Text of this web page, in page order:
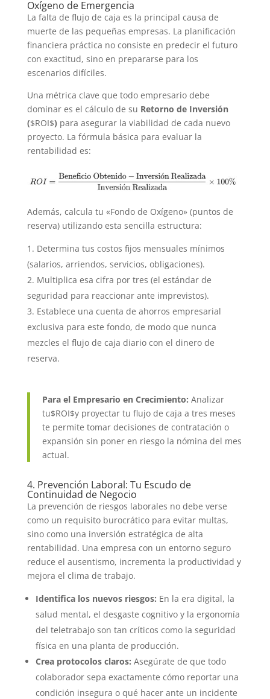
Oxígeno de Emergencia
La falta de flujo de caja es la principal causa de
muerte de las pequeñas empresas. La planificación
financiera práctica no consiste en predecir el futuro
con exactitud, sino en prepararse para los
escenarios difíciles.
Una métrica clave que todo empresario debe
dominar es el cálculo de su Retorno de Inversión
($ROI$) para asegurar la viabilidad de cada nuevo
proyecto. La fórmula básica para evaluar la
rentabilidad es:
Además, calcula tu «Fondo de Oxígeno» (puntos de
reserva) utilizando esta sencilla estructura:
Determina tus costos fijos mensuales mínimos
(salarios, arriendos, servicios, obligaciones).
Multiplica esa cifra por tres (el estándar de
seguridad para reaccionar ante imprevistos).
Establece una cuenta de ahorros empresarial
exclusiva para este fondo, de modo que nunca
mezcles el flujo de caja diario con el dinero de
reserva.
Para el Empresario en Crecimiento: Analizar
tu$ROI$y proyectar tu flujo de caja a tres meses
te permite tomar decisiones de contratación o
expansión sin poner en riesgo la nómina del mes
actual.
4. Prevención Laboral: Tu Escudo de
Continuidad de Negocio
La prevención de riesgos laborales no debe verse
como un requisito burocrático para evitar multas,
sino como una inversión estratégica de alta
rentabilidad. Una empresa con un entorno seguro
reduce el ausentismo, incrementa la productividad y
mejora el clima de trabajo.
Identifica los nuevos riesgos: En la era digital, la
salud mental, el desgaste cognitivo y la ergonomía
del teletrabajo son tan críticos como la seguridad
física en una planta de producción.
Crea protocolos claros: Asegúrate de que todo
colaborador sepa exactamente cómo reportar una
condición insegura o qué hacer ante un incidente